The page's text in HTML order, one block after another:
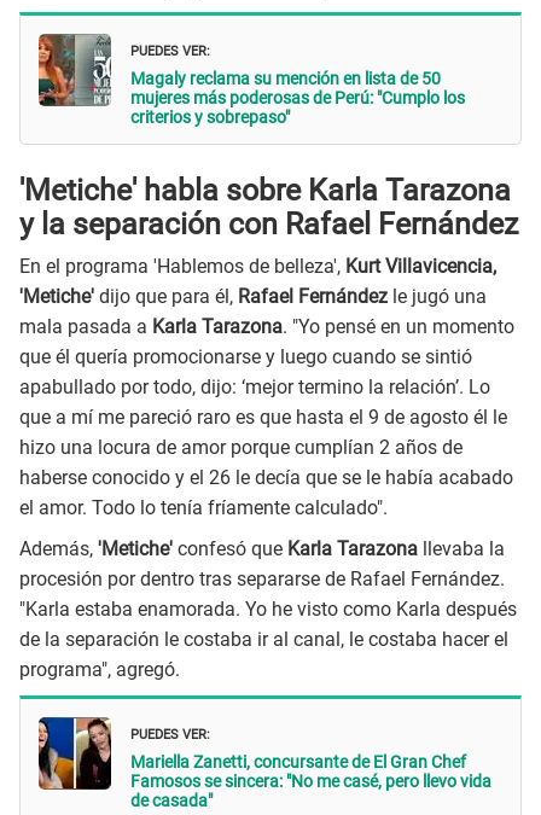
PUEDES VER:
Magaly reclama su mención en lista de 50
mujeres más poderosas de Perú: "Cumplo los
criterios y sobrepaso"
'Metiche' habla sobre Karla Tarazona
y la separación con Rafael Fernández
En el programa 'Hablemos de belleza', Kurt Villavicencia,
'Metiche' dijo que para él, Rafael Fernández le jugó una
mala pasada a Karla Tarazona. "Yo pensé en un momento
que él quería promocionarse y luego cuando se sintió
apabullado por todo, dijo: ‘mejor termino la relación’. Lo
que a mí me pareció raro es que hasta el 9 de agosto él le
hizo una locura de amor porque cumplían 2 años de
haberse conocido y el 26 le decía que se le había acabado
el amor. Todo lo tenía fríamente calculado".
Además, 'Metiche' confesó que Karla Tarazona llevaba la
procesión por dentro tras separarse de Rafael Fernández.
"Karla estaba enamorada. Yo he visto como Karla después
de la separación le costaba ir al canal, le costaba hacer el
programa", agregó.
PUEDES VER:
Mariella Zanetti, concursante de El Gran Chef
Famosos se sincera: "No me casé, pero llevo vida
de casada"